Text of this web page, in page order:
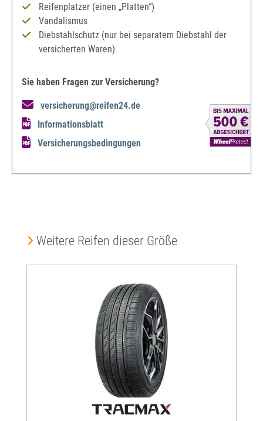
Reifenplatzer (einen „Platten“)
Vandalismus
Diebstahlschutz (nur bei separatem Diebstahl der
versicherten Waren)
Sie haben Fragen zur Versicherung?
versicherung@reifen24.de
Informationsblatt
Versicherungsbedingungen
Produktgalerie überspringen
Weitere Reifen dieser Größe